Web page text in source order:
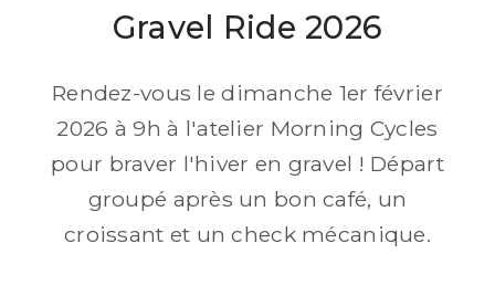
Gravel Ride 2026
Rendez-vous le dimanche 1er février
2026 à 9h à l'atelier Morning Cycles
pour braver l'hiver en gravel ! Départ
groupé après un bon café, un
croissant et un check mécanique.